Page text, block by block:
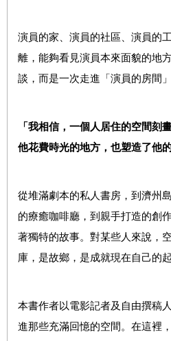
演員的家、演員的社區、演員
離，能夠看見演員本來面貌的地
談，而是一次走進「演員的房間
「我相信，一個人居住的空間刻
他花費時光的地方，也塑造了他的
從堆滿劇本的私人書房，到濟州
的療癒咖啡廳，到親手打造的創
著獨特的故事。對某些人來說，
庫，是故鄉，是成就現在自己的起
本書作者以電影記者及自由撰稿
進那些充滿回憶的空間。在這裡